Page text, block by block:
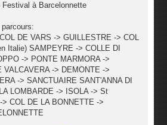
Festival à Barcelonnette
DE VARS -> GUILLESTRE -> COL
Italie) SAMPEYRE -> COLLE DI
-> PONTE MARMORA ->
VALCAVERA -> DEMONTE ->
-> SANCTUAIRE SANT'ANNA DI
LOMBARDE -> ISOLA -> St
COL DE LA BONNETTE ->